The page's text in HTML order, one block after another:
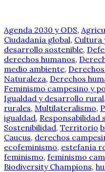
Agenda 2030 y ODS,
Ciudadanía global, Cultura
desarrollo sostenible,
derechos humanos,
medio ambiente,
Naturaleza, Derechos
Feminismo campesino y
Igualdad y desarrollo rural,
rurales, Multilateralismo,
igualdad,
Sostenibilidad, Territorio
Caucus, derechos
ecofeminismo, estefanía
feminismo, feminismo
Biodiversity Champions,